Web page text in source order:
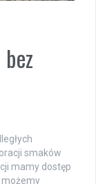
smaków
mamy dostęp
możemy